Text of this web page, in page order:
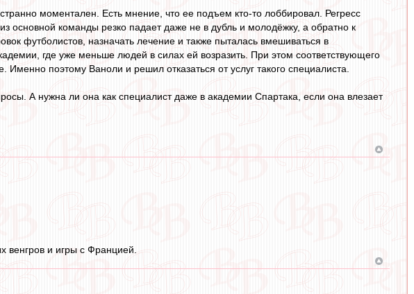
моментален. Есть мнение, что ее подъем кто-то лоббировал. Регресс
основной команды резко падает даже не в дубль и молодёжку, а обратно к
футболистов, назначать лечение и также пыталась вмешиваться в
где уже меньше людей в силах ей возразить. При этом соответствующего
Именно поэтому Ваноли и решил отказаться от услуг такого специалиста.
А нужна ли она как специалист даже в академии Спартака, если она влезает
венгров и игры с Францией.